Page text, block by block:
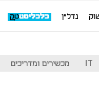
נדל"ן
IT מכשירים ומדריכים